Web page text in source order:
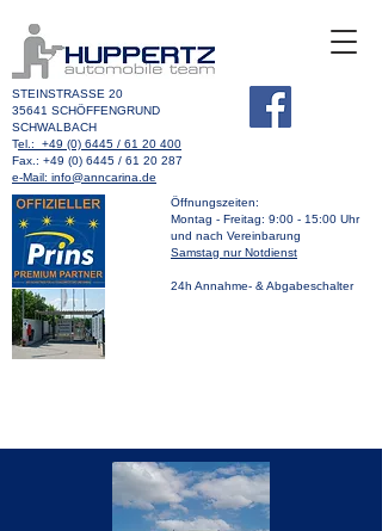
Öffnungszeiten:
Montag - Freitag: 9:00 - 15:00 Uhr
und nach Vereinbarung
Samstag nur Notdienst
24h Annahme- & Abgabeschalter
STEINSTRASSE 20
35641 SCHÖFFENGRUND
SCHWALBACH
Tel.: +49 (0) 6445 / 61 20 400
Fax.: +49 (0) 6445 / 61 20 287
e-Mail: info@anncarina.de